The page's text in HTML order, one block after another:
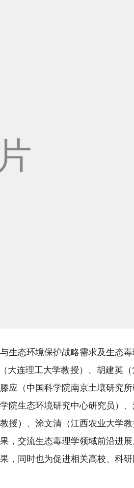
生态环境保护战略需求及生态
大连理工大学教授）、胡建英
应（中国科学院南京土壤研究
院生态环境研究中心研究员）
授）、涂文清（江西农业大学
，交流生态毒理学领域前沿进
，同时也为促进相关高校、科